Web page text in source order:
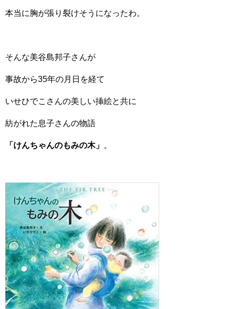
本当に胸が張り裂けそうになったわ。
そんな美谷島邦子さんが
事故から35年の月日を経て
いせひでこさんの美しい挿絵と共に
紡がれた息子さんの物語
「けんちゃんのもみの木」 。